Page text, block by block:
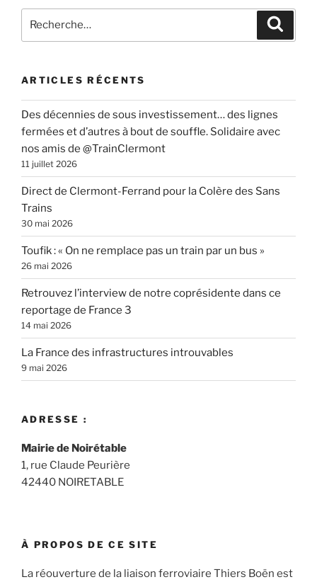
pour
ARTICLES RÉCENTS
Des décennies de sous investissement… des lignes
fermées et d’autres à bout de souffle. Solidaire avec
nos amis de @TrainClermont
11 juillet 2026
Direct de Clermont-Ferrand pour la Colère des Sans
Trains
30 mai 2026
Toufik : « On ne remplace pas un train par un bus »
26 mai 2026
Retrouvez l’interview de notre coprésidente dans ce
reportage de France 3
14 mai 2026
La France des infrastructures introuvables
9 mai 2026
ADRESSE :
Mairie de Noirétable
1, rue Claude Peurière
42440 NOIRETABLE
À PROPOS DE CE SITE
La réouverture de la liaison ferroviaire Thiers Boën est